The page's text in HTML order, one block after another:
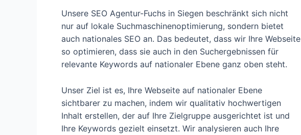
Unsere SEO Agentur-Fuchs in Siegen beschränkt sich nicht
nur auf lokale Suchmaschinenoptimierung, sondern bietet
auch nationales SEO an. Das bedeutet, dass wir Ihre Webseite
so optimieren, dass sie auch in den Suchergebnissen für
relevante Keywords auf nationaler Ebene ganz oben steht.
Unser Ziel ist es, Ihre Webseite auf nationaler Ebene
sichtbarer zu machen, indem wir qualitativ hochwertigen
Inhalt erstellen, der auf Ihre Zielgruppe ausgerichtet ist und
Ihre Keywords gezielt einsetzt. Wir analysieren auch Ihre